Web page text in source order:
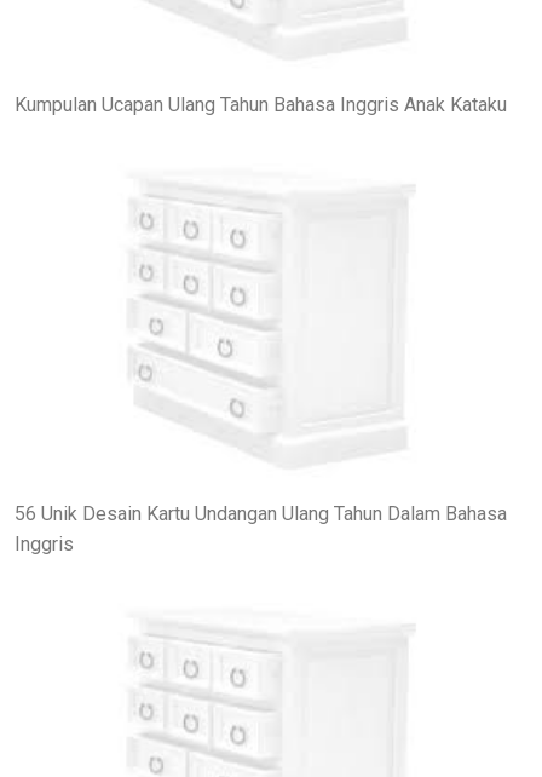
Kumpulan Ucapan Ulang Tahun Bahasa Inggris Anak Kataku
56 Unik Desain Kartu Undangan Ulang Tahun Dalam Bahasa
Inggris